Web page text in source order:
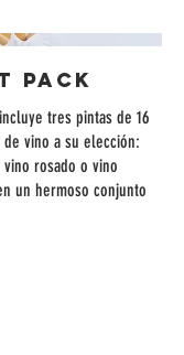
Pack
tres pintas de 16
vino a su elección:
rosado o vino
un hermoso conjunto